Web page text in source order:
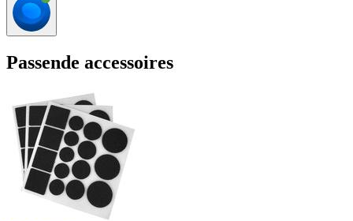
Passende accessoires